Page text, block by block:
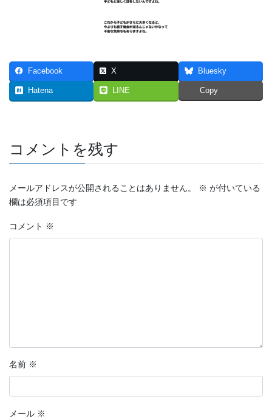
Facebook X Bluesky
Hatena LINE Copy
コメントを残す
メールアドレスが公開されることはありません。 ※ が付いている
欄は必須項目です
コメント ※
名前 ※
メール ※